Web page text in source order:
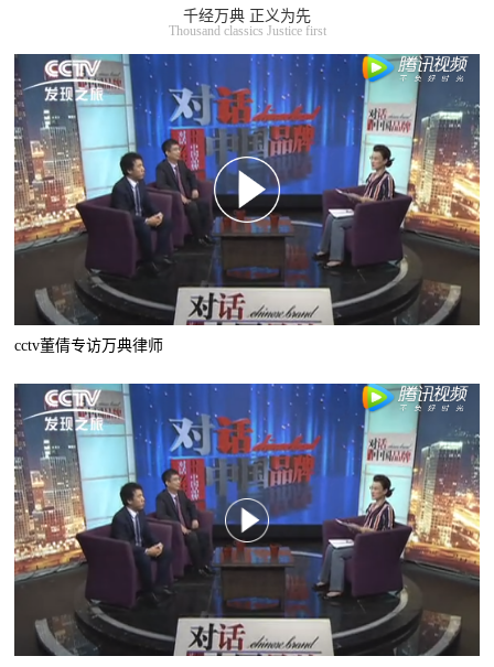
千经万典 正义为先
Thousand classics Justice first
cctv董倩专访万典律师